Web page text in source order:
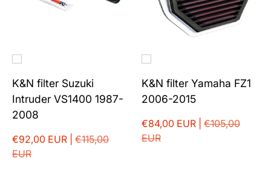
K&N filter Suzuki
Intruder VS1400 1987-
2008
€92,00 EUR | €115,00
EUR
K&N filter Yamaha FZ1
2006-2015
€84,00 EUR | €105,00
EUR